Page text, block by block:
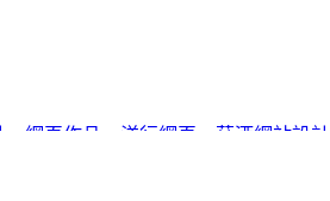
網頁作品 洋行網頁 菸酒網站設計